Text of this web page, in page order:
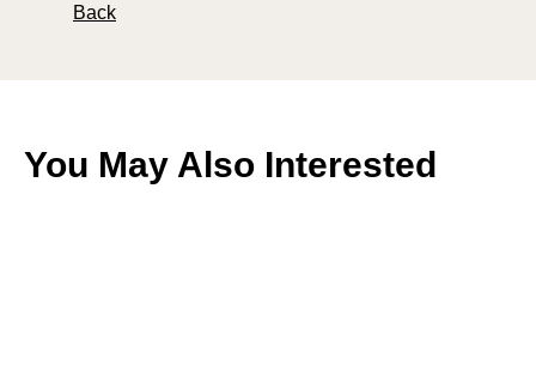
Back
You May Also Interested